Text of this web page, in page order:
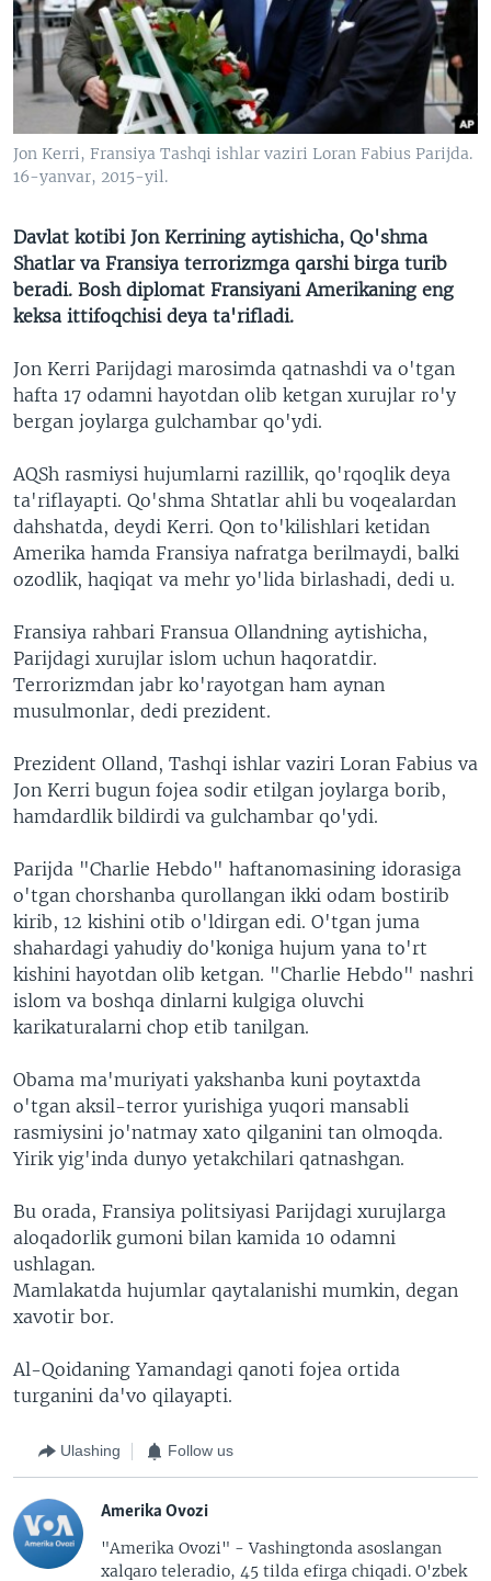
VIDEO
XABARLAR SURATLARDA
ODNOKLASSNIKI
TELEGRAM
TWITTER
SOUNDCLOUD
VOA
Jon Kerri, Fransiya Tashqi ishlar vaziri Loran Fabius Parijda.
16-yanvar, 2015-yil.
Davlat kotibi Jon Kerrining aytishicha, Qo'shma
Shatlar va Fransiya terrorizmga qarshi birga turib
beradi. Bosh diplomat Fransiyani Amerikaning eng
keksa ittifoqchisi deya ta'rifladi.
Jon Kerri Parijdagi marosimda qatnashdi va o'tgan
hafta 17 odamni hayotdan olib ketgan xurujlar ro'y
bergan joylarga gulchambar qo'ydi.
AQSh rasmiysi hujumlarni razillik, qo'rqoqlik deya
ta'riflayapti. Qo'shma Shtatlar ahli bu voqealardan
dahshatda, deydi Kerri. Qon to'kilishlari ketidan
Amerika hamda Fransiya nafratga berilmaydi, balki
ozodlik, haqiqat va mehr yo'lida birlashadi, dedi u.
Fransiya rahbari Fransua Ollandning aytishicha,
Parijdagi xurujlar islom uchun haqoratdir.
Terrorizmdan jabr ko'rayotgan ham aynan
musulmonlar, dedi prezident.
Prezident Olland, Tashqi ishlar vaziri Loran Fabius va
Jon Kerri bugun fojea sodir etilgan joylarga borib,
hamdardlik bildirdi va gulchambar qo'ydi.
Parijda "Charlie Hebdo" haftanomasining idorasiga
o'tgan chorshanba qurollangan ikki odam bostirib
kirib, 12 kishini otib o'ldirgan edi. O'tgan juma
shahardagi yahudiy do'koniga hujum yana to'rt
kishini hayotdan olib ketgan. "Charlie Hebdo" nashri
islom va boshqa dinlarni kulgiga oluvchi
karikaturalarni chop etib tanilgan.
Obama ma'muriyati yakshanba kuni poytaxtda
o'tgan aksil-terror yurishiga yuqori mansabli
rasmiysini jo'natmay xato qilganini tan olmoqda.
Yirik yig'inda dunyo yetakchilari qatnashgan.
Bu orada, Fransiya politsiyasi Parijdagi xurujlarga
aloqadorlik gumoni bilan kamida 10 odamni
ushlagan.
Mamlakatda hujumlar qaytalanishi mumkin, degan
xavotir bor.
Al-Qoidaning Yamandagi qanoti fojea ortida
turganini da'vo qilayapti.
Ulashing Follow us
Amerika Ovozi
"Amerika Ovozi" - Vashingtonda asoslangan
xalqaro teleradio, 45 tilda efirga chiqadi. O'zbek